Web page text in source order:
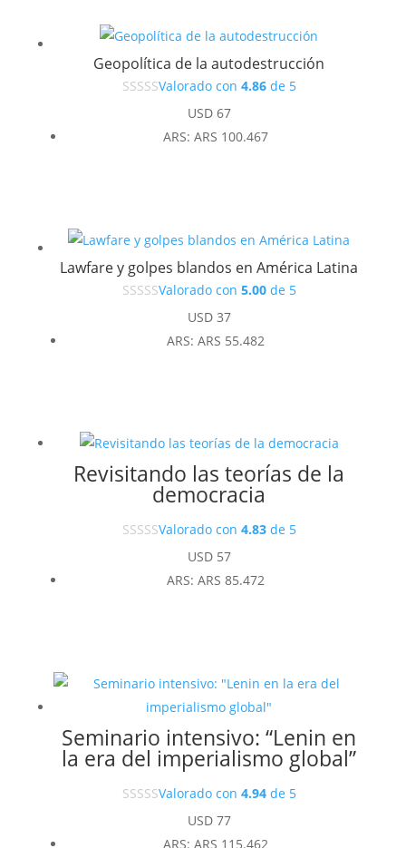
Geopolítica de la autodestrucción
Valorado con 4.86de 5
USD67
ARS: ARS 100.467
Lawfare y golpes blandos en América Latina
Valorado con 5.00de 5
USD37
ARS: ARS 55.482
Revisitando las teorías de la
democracia
Valorado con 4.83de 5
USD57
ARS: ARS 85.472
Seminario intensivo: “Lenin en
la era del imperialismo global”
Valorado con 4.94de 5
USD77
ARS: ARS 115.462